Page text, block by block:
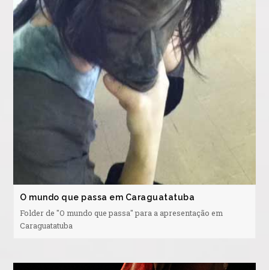
O mundo que passa em Caraguatatuba
Folder de "O mundo que passa" para a apresentação em
Caraguatatuba